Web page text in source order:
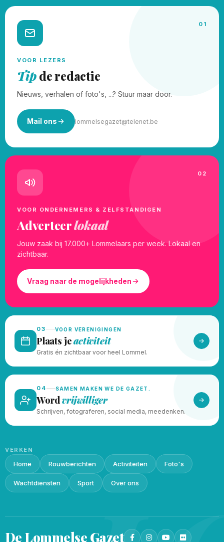
01
VOOR LEZERS
Tipde redactie
Nieuws, verhalen of foto's, ...? Stuur maar door.
Mail ons lommelsegazet@telenet.be
02
VOOR ONDERNEMERS & ZELFSTANDIGEN
Adverteerlokaal
Jouw zaak bij 17.000+ Lommelaars per week. Lokaal en
zichtbaar.
Vraag naar de mogelijkheden
03 VOOR VERENIGINGEN
Plaats jeactiviteit
Gratis én zichtbaar voor heel Lommel.
04 SAMEN MAKEN WE DE GAZET.
Wordvrijwilliger
Schrijven, fotograferen, social media, meedenken.
VERKEN
Home Rouwberichten Activiteiten Foto's
Wachtdiensten Sport Over ons
De Lommelse Gazet